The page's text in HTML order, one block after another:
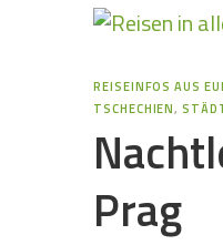
REISEINFOS AUS
TSCHECHIEN,
Prag